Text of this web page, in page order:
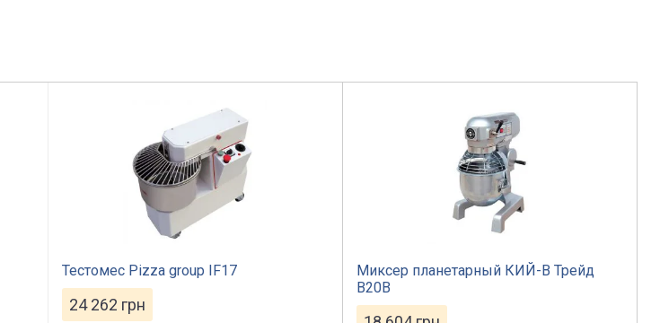
Тестомес Pizza group IF17
24 262 грн
Миксер планетарный КИЙ-В Трейд
B20B